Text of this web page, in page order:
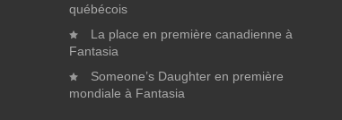
québécois
La place en première canadienne à
Fantasia
Someone’s Daughter en première
mondiale à Fantasia